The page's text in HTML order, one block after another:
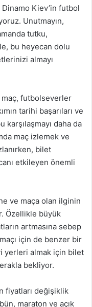
Kiev’in futbol
Unutmayın,
tutku,
bu heyecan dolu
almayı
maç, futbolseverler
tarihi başarıları ve
karşılaşmayı daha da
maç izlemek ve
bilet
etkileyen önemli
ve maça olan ilginin
Özellikle büyük
artmasına sebep
için de benzer bir
yerleri almak için bilet
bekliyor.
fiyatları değişiklik
maraton ve açık